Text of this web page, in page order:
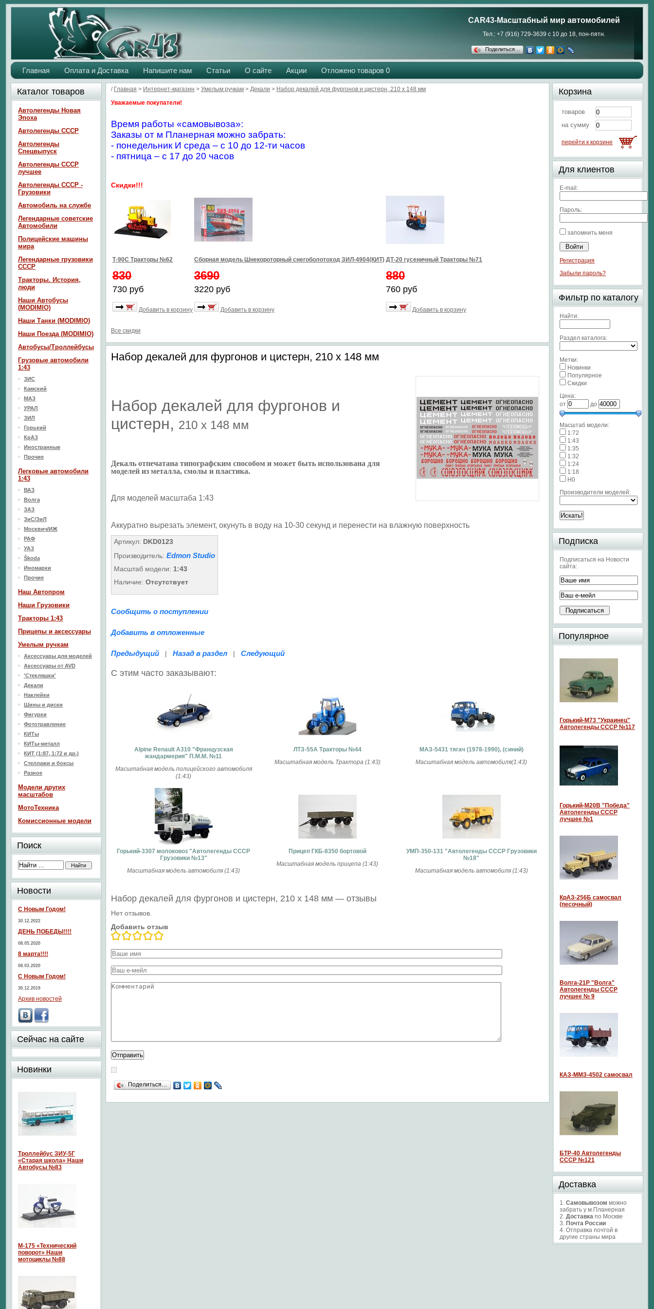
CAR43-Масштабный мир автомобилей
Тел.: +7 (916) 729-3639 с 10 до 18, пон-пятн.
Поделиться…
Главная Оплата и Доставка Напишите нам Статьи О сайте Акции Отложено товаров 0
/ Главная > Интернет-магазин > Умелым ручкам > Декали > Набор декалей для фургонов и цистерн, 210 х 148 мм
Уважаемые покупатели!
Время работы «самовывоза»:
Заказы от м Планерная можно забрать:
- понедельник И среда – с 10 до 12-ти часов
- пятница – с 17 до 20 часов
Скидки!!!
Т-90С Тракторы №62
830
730 руб
Добавить в корзину
Сборная модель Шнекороторный снегоболотоход ЗИЛ-4904(КИТ)
3690
3220 руб
Добавить в корзину
ДТ-20 гусеничный Тракторы №71
880
760 руб
Добавить в корзину
Все скидки
Набор декалей для фургонов и цистерн, 210 х 148 мм
Набор декалей для фургонов и
цистерн, 210 х 148 мм
Декаль отпечатана типографским способом и может быть использована для
моделей из металла, смолы и пластика.
Для моделей масштаба 1:43
Аккуратно вырезать элемент, окунуть в воду на 10-30 секунд и перенести на влажную поверхность
Артикул: DKD0123
Производитель: Edmon Studio
Масштаб модели: 1:43
Наличие: Отсутствует
Сообщить о поступлении
Добавить в отложенные
Предыдущий | Назад в раздел | Следующий
С этим часто заказывают:
Alpine Renault A310 "Французская
жандармерия" П.М.М. №11
Масштабная модель полицейского автомобиля
(1:43)
ЛТЗ-55А Тракторы №44
Масштабная модель Трактора (1:43)
МАЗ-5431 тягач (1978-1990), (синий)
Масштабная модель автомобиля(1:43)
Горький-3307 молоковоз "Автолегенды СССР
Грузовики №13"
Масштабная модель автомобиля (1:43)
Прицеп ГКБ-8350 бортовой
Масштабная модель прицепа (1:43)
УМП-350-131 "Автолегенды СССР Грузовики
№18"
Масштабная модель автомобиля (1:43)
Набор декалей для фургонов и цистерн, 210 х 148 мм — отзывы
Нет отзывов.
Добавить отзыв
Поделиться…
Каталог товаров
Автолегенды Новая
Эпоха
Автолегенды СССР
Автолегенды
Спецвыпуск
Автолегенды СССР
лучшее
Автолегенды СССР -
Грузовики
Автомобиль на службе
Легендарные советские
Автомобили
Полицейские машины
мира
Легендарные грузовики
СССР
Тракторы. История,
люди
Наши Автобусы
(MODIMIO)
Наши Танки (MODIMIO)
Наши Поезда (MODIMIO)
Автобусы/Троллейбусы
Грузовые автомобили
1:43
ЗИС
Камский
МАЗ
УРАЛ
ЗИЛ
Горький
КрАЗ
Иностранные
Прочие
Легковые автомобили
1:43
ВАЗ
Волга
ЗАЗ
ЗиС/ЗиЛ
Москвич/ИЖ
РАФ
УАЗ
Škoda
Иномарки
Прочие
Наш Aвтопром
Наши Грузовики
Тракторы 1:43
Прицепы и аксессуары
Умелым ручкам
Аксессуары для моделей
Аксессуары от AVD
'Стекляшки'
Декали
Наклейки
Шины и диски
Фигурки
Фототравление
КИТы
КИТы-металл
КИТ (1:87, 1:72 и др.)
Стеллажи и боксы
Разное
Модели других
масштабов
МотоТехника
Комиссионные модели
Поиск
Новости
С Новым Годом!
30.12.2022
ДЕНЬ ПОБЕДЫ!!!!
08.05.2020
8 марта!!!!
08.03.2020
С Новым Годом!
30.12.2019
Архив новостей
Сейчас на сайте
Новинки
Троллейбус ЗИУ-5Г
«Старая школа» Наши
Автобусы №83
М-175 «Технический
поворот» Наши
мотоциклы №88
Корзина
товаров
на сумму
перейти к корзине
Для клиентов
E-mail:
Пароль:
запомнить меня
Регистрация
Забыли пароль?
Фильтр по каталогу
Найти:
Раздел каталога:
Метки:
Новинки
Популярное
Скидки
Цена:
от
до
Масштаб модели:
1:72
1:43
1:35
1:32
1:24
1:18
H0
Производители моделей:
Подписка
Подписаться на Новости
сайта:
Популярное
Горький-М73 "Украинец"
Автолегенды СССР №117
Горький-М20В "Победа"
Автолегенды СССР
лучшее №1
КрАЗ-256Б самосвал
(песочный)
Волга-21P "Волга"
Автолегенды СССР
лучшее № 9
КАЗ-ММЗ-4502 самосвал
БТР-40 Автолегенды
СССР №121
Доставка
1. Самовывозом можно
забрать у м.Планерная
2. Доставка по Москве
3. Почта России
4. Отправка почтой в
другие страны мира